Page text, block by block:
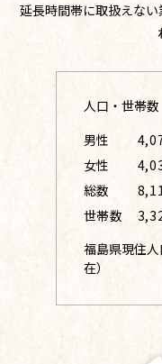
延長時間帯に取扱えな
人口・世帯数
男性
女性
総数
世帯数
福島県現住
在）